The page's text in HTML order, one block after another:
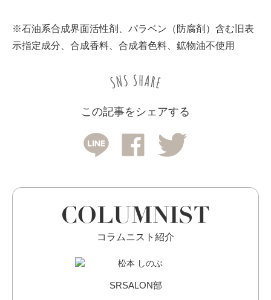
※石油系合成界面活性剤、パラベン（防腐剤）含む旧表
示指定成分、合成香料、合成着色料、鉱物油不使用
この記事をシェアする
COLUMNIST
コラムニスト紹介
SRSALON部